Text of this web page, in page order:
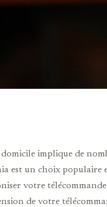
implique de
est un choix populaire
votre
de votre